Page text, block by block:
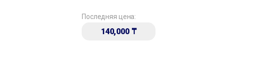
Последняя цена:
140,000 ₸